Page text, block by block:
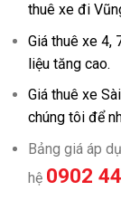
thuê xe đi
Giá thuê xe 4,
liệu tăng cao.
Giá thuê xe
chúng tôi để
Bảng giá áp
hệ 0902